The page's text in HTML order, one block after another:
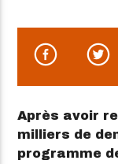
Après avoir
milliers de
programme